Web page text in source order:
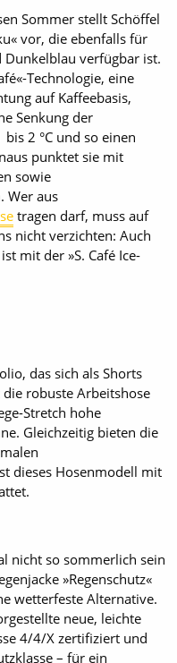
Sommer stellt Schöffel
vor, die ebenfalls für
Dunkelblau verfügbar ist.
Technologie, eine
auf Kaffeebasis,
Senkung der
2 °C und so einen
punktet sie mit
sowie
Wer aus
tragen darf, muss auf
nicht verzichten: Auch
mit der »S. Café Ice-
das sich als Shorts
robuste Arbeitshose
Stretch hohe
Gleichzeitig bieten die
dieses Hosenmodell mit
nicht so sommerlich sein
»Regenschutz«
wetterfeste Alternative.
neue, leichte
4/4/X zertifiziert und
– für ein